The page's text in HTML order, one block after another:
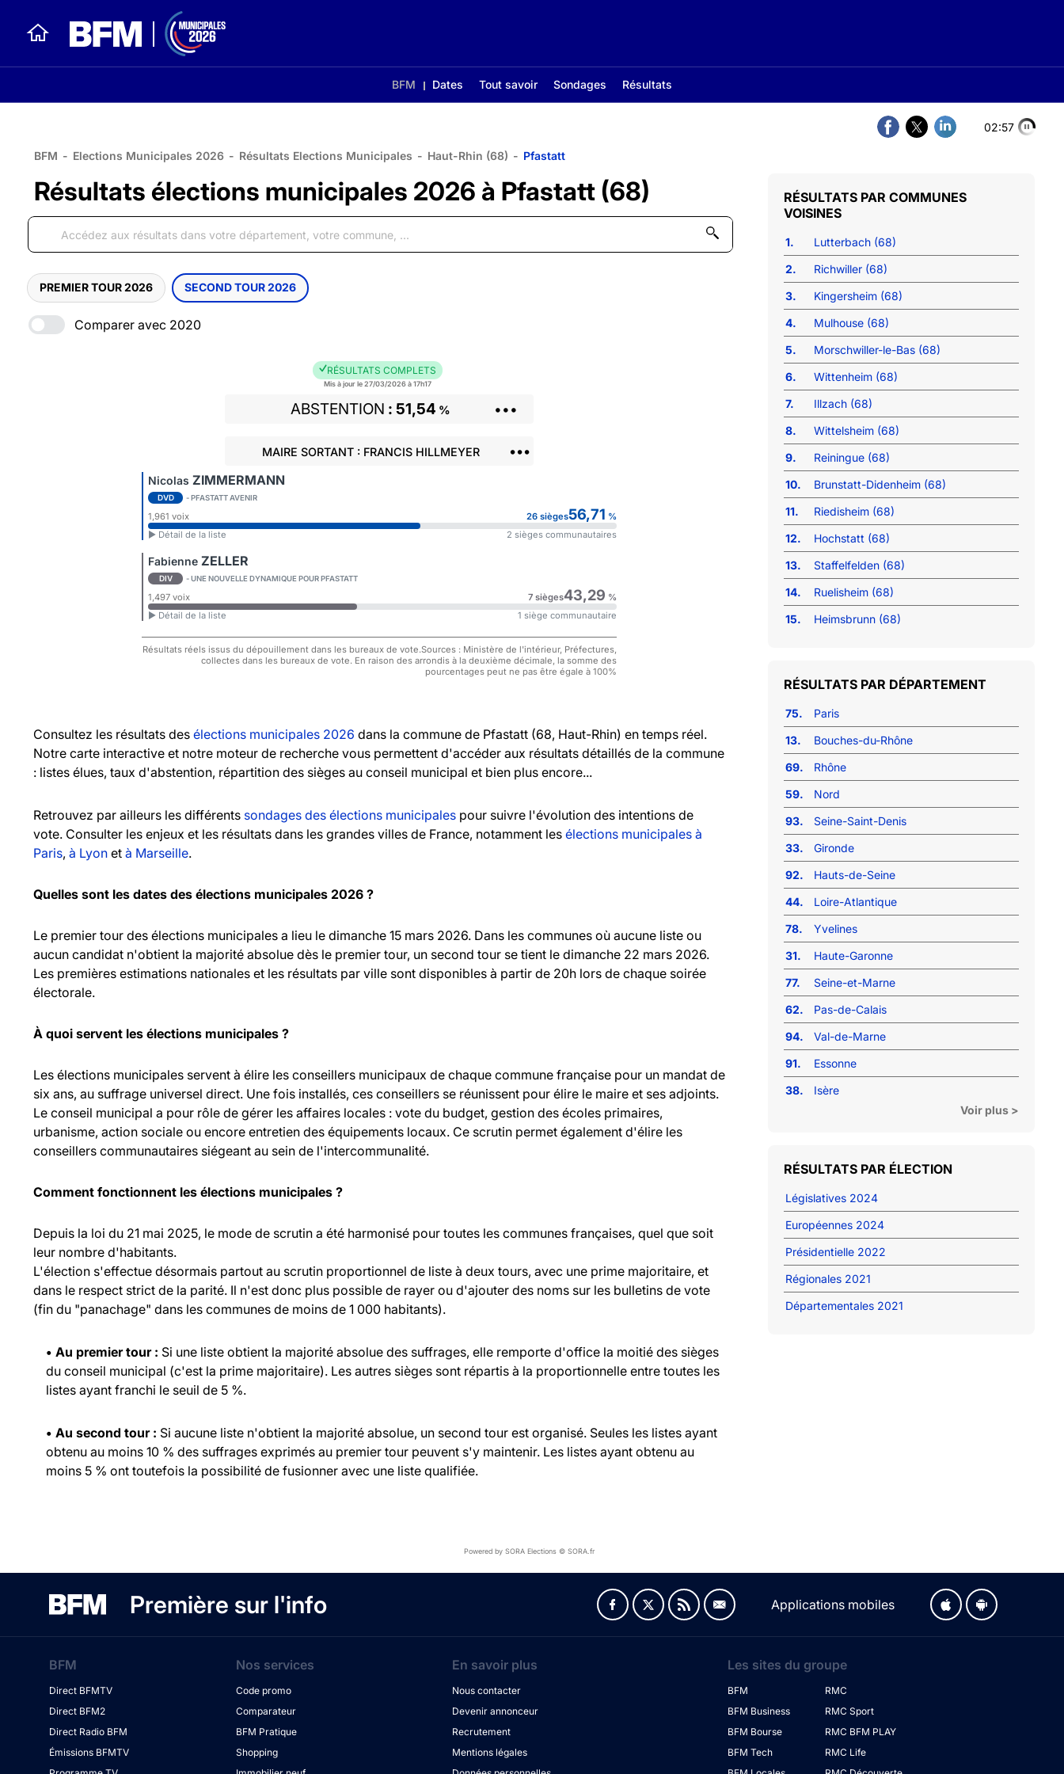
BFM Dates Tout savoir Sondages Résultats
02:56
BFM - Elections Municipales 2026 - Résultats Elections Municipales - Haut-Rhin (68) - Pfastatt
Résultats élections municipales 2026 à Pfastatt (68)
PREMIER TOUR 2026 SECOND TOUR 2026
Comparer avec 2020
RÉSULTATS COMPLETS
Mis à jour le 27/03/2026 à 17h17
ABSTENTION 51,54 % •••
MAIRE SORTANT : FRANCIS HILLMEYER •••
Nicolas ZIMMERMANN
DVD - PFASTATT AVENIR
1,961 voix 26 sièges56,71 %
► Détail de la liste
2 sièges communautaires
Fabienne ZELLER
DIV - UNE NOUVELLE DYNAMIQUE POUR PFASTATT
1,497 voix 7 sièges43,29 %
► Détail de la liste
1 siège communautaire
Résultats réels issus du dépouillement dans les bureaux de vote.Sources : Ministère de l'intérieur, Préfectures,
collectes dans les bureaux de vote. En raison des arrondis à la deuxième décimale, la somme des
pourcentages peut ne pas être égale à 100%
Consultez les résultats des élections municipales 2026 dans la commune de Pfastatt (68, Haut-Rhin) en temps réel.
Notre carte interactive et notre moteur de recherche vous permettent d'accéder aux résultats détaillés de la commune
: listes élues, taux d'abstention, répartition des sièges au conseil municipal et bien plus encore...
Retrouvez par ailleurs les différents sondages des élections municipales pour suivre l'évolution des intentions de
vote. Consulter les enjeux et les résultats dans les grandes villes de France, notamment les élections municipales à
Paris, à Lyon et à Marseille.
Quelles sont les dates des élections municipales 2026 ?
Le premier tour des élections municipales a lieu le dimanche 15 mars 2026. Dans les communes où aucune liste ou
aucun candidat n'obtient la majorité absolue dès le premier tour, un second tour se tient le dimanche 22 mars 2026.
Les premières estimations nationales et les résultats par ville sont disponibles à partir de 20h lors de chaque soirée
électorale.
À quoi servent les élections municipales ?
Les élections municipales servent à élire les conseillers municipaux de chaque commune française pour un mandat de
six ans, au suffrage universel direct. Une fois installés, ces conseillers se réunissent pour élire le maire et ses adjoints.
Le conseil municipal a pour rôle de gérer les affaires locales : vote du budget, gestion des écoles primaires,
urbanisme, action sociale ou encore entretien des équipements locaux. Ce scrutin permet également d'élire les
conseillers communautaires siégeant au sein de l'intercommunalité.
Comment fonctionnent les élections municipales ?
Depuis la loi du 21 mai 2025, le mode de scrutin a été harmonisé pour toutes les communes françaises, quel que soit
leur nombre d'habitants.
L'élection s'effectue désormais partout au scrutin proportionnel de liste à deux tours, avec une prime majoritaire, et
dans le respect strict de la parité. Il n'est donc plus possible de rayer ou d'ajouter des noms sur les bulletins de vote
(fin du "panachage" dans les communes de moins de 1 000 habitants).
• Au premier tour : Si une liste obtient la majorité absolue des suffrages, elle remporte d'office la moitié des sièges
du conseil municipal (c'est la prime majoritaire). Les autres sièges sont répartis à la proportionnelle entre toutes les
listes ayant franchi le seuil de 5 %.
• Au second tour : Si aucune liste n'obtient la majorité absolue, un second tour est organisé. Seules les listes ayant
obtenu au moins 10 % des suffrages exprimés au premier tour peuvent s'y maintenir. Les listes ayant obtenu au
moins 5 % ont toutefois la possibilité de fusionner avec une liste qualifiée.
COMMUNES
VOISINES
1.
Lutterbach (68)
2.
Richwiller (68)
3.
Kingersheim (68)
4.
Mulhouse (68)
5.
Morschwiller-le-Bas (68)
6.
Wittenheim (68)
7.
Illzach (68)
8.
Wittelsheim (68)
9.
Reiningue (68)
10.
Brunstatt-Didenheim (68)
11.
Riedisheim (68)
12.
Hochstatt (68)
13.
Staffelfelden (68)
14.
Ruelisheim (68)
15.
Heimsbrunn (68)
RÉSULTATS PAR DÉPARTEMENT
75.
Paris
13.
Bouches-du-Rhône
69.
Rhône
59.
Nord
93.
Seine-Saint-Denis
33.
Gironde
92.
Hauts-de-Seine
44.
Loire-Atlantique
78.
Yvelines
31.
Haute-Garonne
77.
Seine-et-Marne
62.
Pas-de-Calais
94.
Val-de-Marne
91.
Essonne
38.
Isère
Voir plus >
RÉSULTATS PAR ÉLECTION
Législatives 2024
Européennes 2024
Présidentielle 2022
Régionales 2021
Départementales 2021
Powered by SORA Elections © SORA.fr
Première sur l'info Applications mobiles
BFM
Direct BFMTV
Direct BFM2
Direct Radio BFM
Émissions BFMTV
Nos services
Code promo
Comparateur
BFM Pratique
Shopping
En savoir plus
Nous contacter
Devenir annonceur
Recrutement
Mentions légales
Les sites du groupe
BFM
BFM Business
BFM Bourse
BFM Tech
RMC
RMC Sport
RMC BFM PLAY
RMC Life